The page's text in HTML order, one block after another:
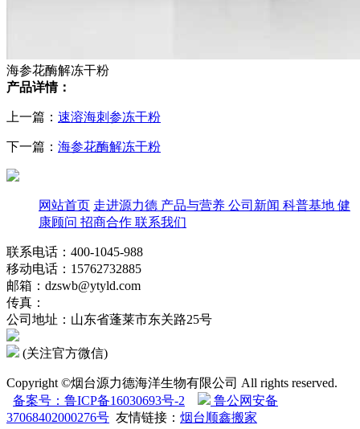
海参花酶解冻干粉
产品详情：
上一篇： 速溶海刺参冻干粉
下一篇： 海参花酶解冻干粉
网站首页 走进源力德 产品与营养 公司新闻 科普基地 健
康顾问 招商合作 联系我们
联系电话：400-1045-988
移动电话：15762732885
邮箱：dzswb@ytyld.com
传真：
公司地址：山东省蓬莱市东关路25号
(关注官方微信)
Copyright ©烟台源力德海洋生物有限公司 All rights reserved.
备案号：鲁ICP备16030693号-2
鲁公网安备
37068402000276号 友情链接： 烟台顺鑫搬家